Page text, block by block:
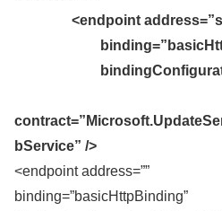
<endpoint
bService” />
<endpoint address=””
binding=”basicHttpBinding”